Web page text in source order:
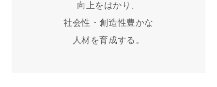
向上をはかり、
社会性・創造性豊かな
人材を育成する。